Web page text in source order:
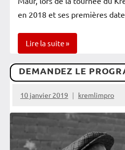
en 2018 et ses premières
Lire la suite
Spectacles
Vérifiés
DEMANDEZ LE
10 janvier 2019 kremlimpro